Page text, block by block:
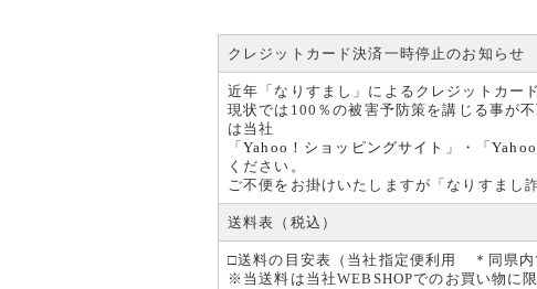
クレジットカード決済一時停止のお知らせ
近年「なりすまし」によるクレジットカー
現状では100％の被害予防策を講じる事が
は当社
「Yahoo！ショッピングサイト 」・「
ください。
ご不便をお掛けいたしますが「なりすまし
送料表（税込）
□送料の目安表（当社指定便利用 ＊同県内
※当送料は当社WEBSHOPでのお買い物に